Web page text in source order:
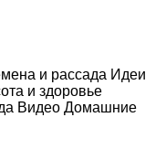
и рассада Идеи
и здоровье
Видео Домашние